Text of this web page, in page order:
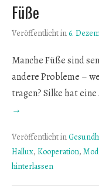
Füße
Veröffentlicht in6.
Manche Füße sind
andere Probleme –
tragen? Silke hat
→
Veröffentlicht in
Hallux, Kooperation,
hinterlassen